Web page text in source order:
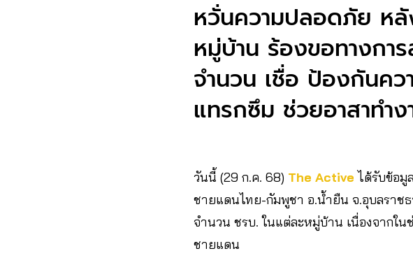
หวั่นความปลอดภัย หลั
หมู่บ้าน ร้องขอทางกา
จำนวน เชื่อ ป้องกันคว
แทรกซึม ช่วยอาสาทำ
วันนี้ (29 ก.ค. 68) The Active ได้รับข้อมู
ชายแดนไทย-กัมพูชา อ.น้ำยืน จ.อุบลราช
จำนวน ชรบ. ในแต่ละหมู่บ้าน เนื่องจากใ
ชายแดน